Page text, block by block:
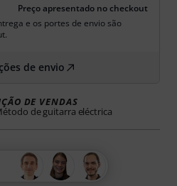
Preço apresentado no checkout
e os portes de envio são
de envio
DE VENDAS
de guitarra eléctrica